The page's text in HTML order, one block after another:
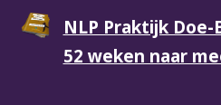
NLP Praktijk
52 weken naar